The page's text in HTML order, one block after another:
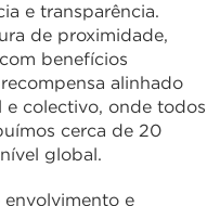
e transparência.
de proximidade,
benefícios
alinhado
colectivo, onde todos
cerca de 20
global.
e